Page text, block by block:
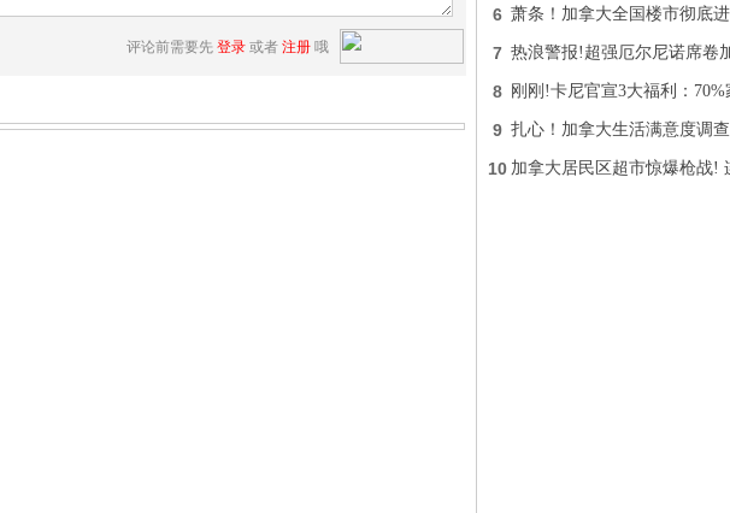
评论前需要先 登录 或者 注册 哦
6 萧条！加拿大全国楼市彻底
7 热浪警报!超强厄尔尼诺席卷
8 刚刚!卡尼官宣3大福利：
9 扎心！加拿大生活满意度调
10 加拿大居民区超市惊爆枪战!